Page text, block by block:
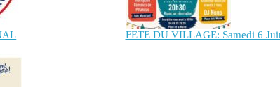
FETE DU VILLAGE: Samedi 6